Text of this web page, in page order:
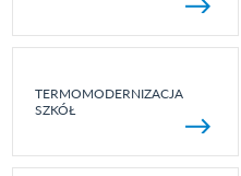
TERMOMODERNIZACJA
SZKÓŁ